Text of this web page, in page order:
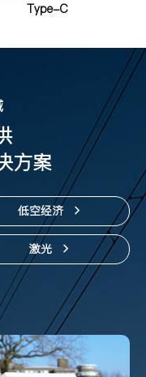
Type-C
方案
低空经济
激光